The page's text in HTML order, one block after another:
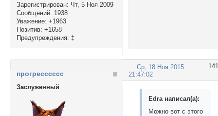
Зарегистрирован: Чт, 5 Ноя 2009
Сообщений: 1938
Уважение: +1963
Позитив: +1658
Предупреждения: ‡
141
Ср, 18 Ноя 2015
21:47:02
прогресссссс
Заслуженный
Edra написал(а):
Можно вот с этого